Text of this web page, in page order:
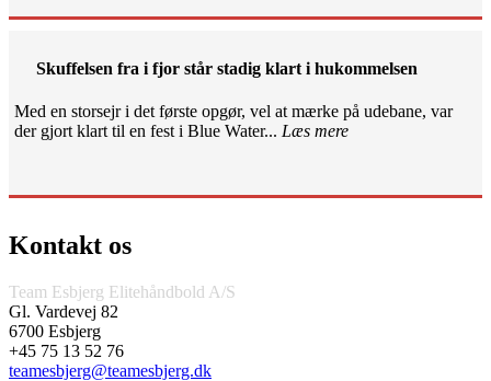
Skuffelsen fra i fjor står stadig klart i hukommelsen
Med en storsejr i det første opgør, vel at mærke på udebane, var
der gjort klart til en fest i Blue Water... Læs mere
Kontakt os
Team Esbjerg Elitehåndbold A/S
Gl. Vardevej 82
6700 Esbjerg
+45 75 13 52 76
teamesbjerg@teamesbjerg.dk